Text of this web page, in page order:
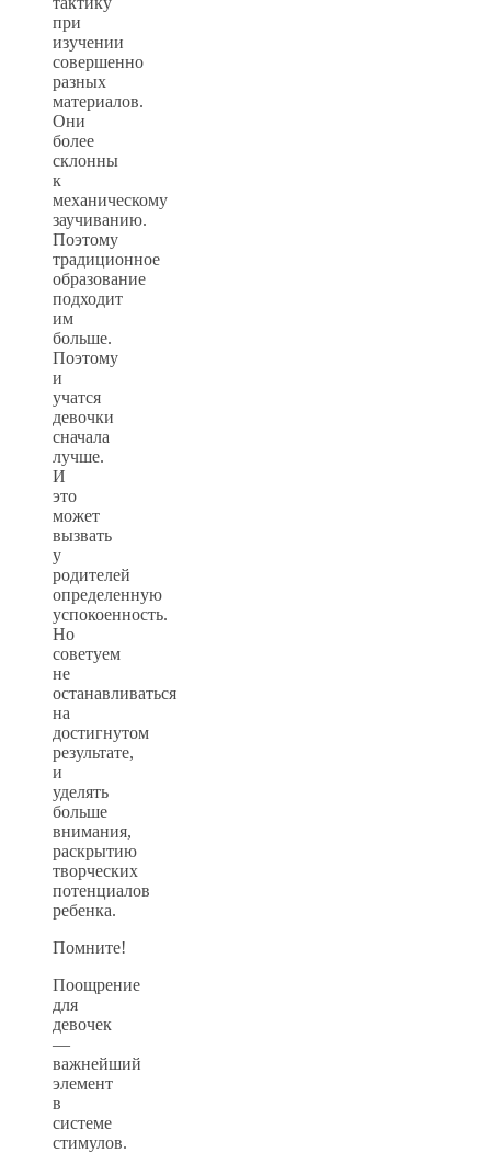
при
изучении
совершенно
разных
материалов.
Они
более
склонны
к
механическому
заучиванию.
Поэтому
традиционное
образование
подходит
им
больше.
Поэтому
и
учатся
девочки
сначала
лучше.
И
это
может
вызвать
у
родителей
определенную
успокоенность.
Но
советуем
не
останавливаться
на
достигнутом
результате,
и
уделять
больше
внимания,
раскрытию
творческих
потенциалов
ребенка.
Помните!
Поощрение
для
девочек
—
важнейший
элемент
в
системе
стимулов.